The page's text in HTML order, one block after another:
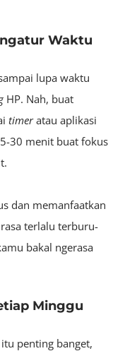
Waktu
lupa waktu
HP. Nah, buat
timeratau aplikasi
30 menit buat fokus
dan memanfaatkan
terlalu terburu-
bakal ngerasa
Minggu
penting banget,